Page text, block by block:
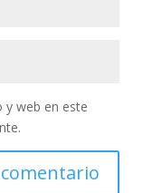
y web en este